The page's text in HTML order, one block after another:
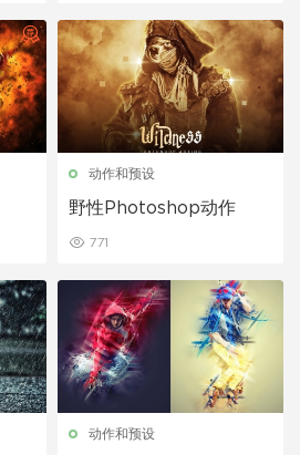
动作和预设
野性Photoshop动作
771
动作和预设